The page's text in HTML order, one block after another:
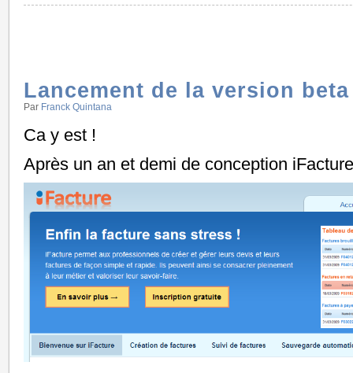
Lancement de la version
Par Franck Quintana
Ca y est !
Après un an et demi de conception